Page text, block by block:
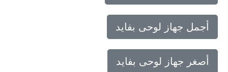
أجمل جهاز لوحى بفايد
أصغر جهاز لوحى بفايد